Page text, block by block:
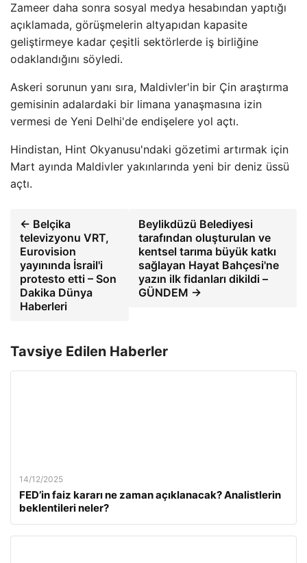
Zameer daha sonra sosyal medya hesabından yaptığı
açıklamada, görüşmelerin altyapıdan kapasite
geliştirmeye kadar çeşitli sektörlerde iş birliğine
odaklandığını söyledi.
Askeri sorunun yanı sıra, Maldivler'in bir Çin araştırma
gemisinin adalardaki bir limana yanaşmasına izin
vermesi de Yeni Delhi'de endişelere yol açtı.
Hindistan, Hint Okyanusu'ndaki gözetimi artırmak için
Mart ayında Maldivler yakınlarında yeni bir deniz üssü
açtı.
← Belçika
televizyonu VRT,
Eurovision
yayınında İsrail'i
protesto etti – Son
Dakika Dünya
Haberleri
Beylikdüzü Belediyesi
tarafından oluşturulan ve
kentsel tarıma büyük katkı
sağlayan Hayat Bahçesi'ne
yazın ilk fidanları dikildi –
GÜNDEM →
Tavsiye Edilen Haberler
14/12/2025
FED’in faiz kararı ne zaman açıklanacak? Analistlerin
beklentileri neler?